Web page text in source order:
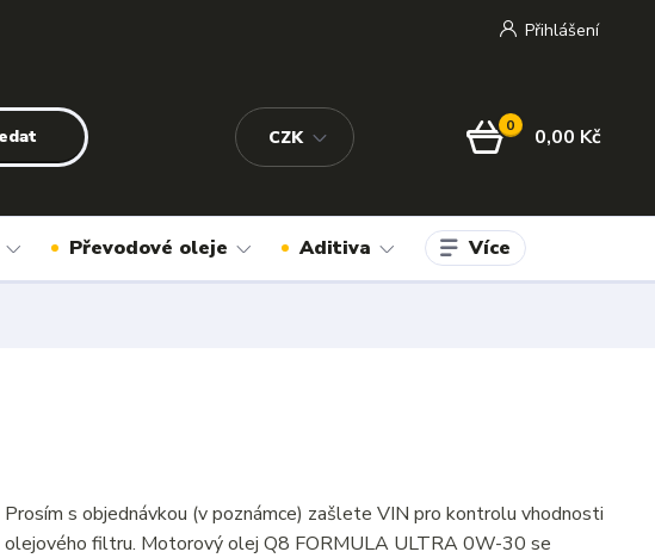
CZK
Přihlášení
0 0,00 Kč
Převodové oleje Aditiva Více
Prosím s objednávkou (v poznámce) zašlete VIN pro kontrolu vhodnosti
olejového filtru. Motorový olej Q8 FORMULA ULTRA 0W-30 se